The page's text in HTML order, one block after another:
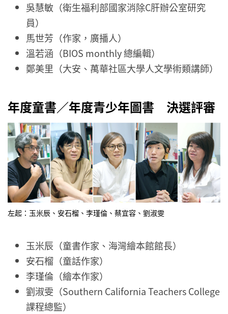
吳慧敏（衛生福利部國家消除C肝辦公室研究
員）
馬世芳（作家，廣播人）
溫若涵（BIOS monthly 總編輯）
鄭美里（大安、萬華社區大學人文學術類講師）
年度童書／年度青少年圖書 決選評審
左起：玉米辰、安石榴、李瑾倫、蔡宜容、劉淑雯
玉米辰（童書作家、海灣繪本館館長）
安石榴（童話作家）
李瑾倫（繪本作家）
劉淑雯（Southern California Teachers College
課程總監）